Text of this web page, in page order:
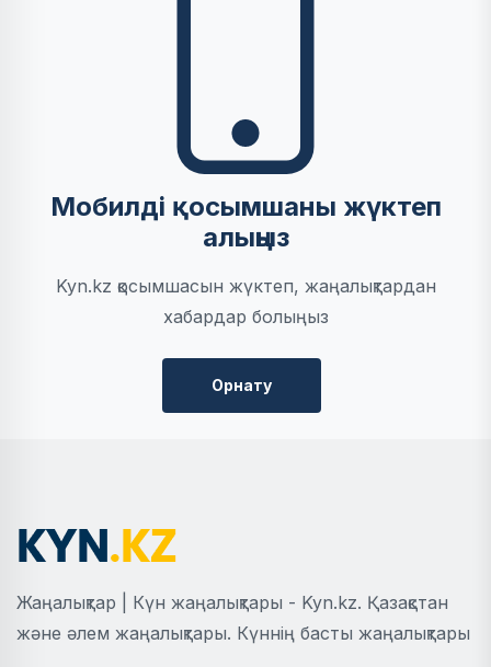
Мобилді қосымшаны жүктеп
алыңыз
Kyn.kz қосымшасын жүктеп, жаңалықтардан
хабардар болыңыз
Орнату
Жаңалықтар | Күн жаңалықтары - Kyn.kz. Қазақстан
және әлем жаңалықтары. Күннің басты жаңалықтары